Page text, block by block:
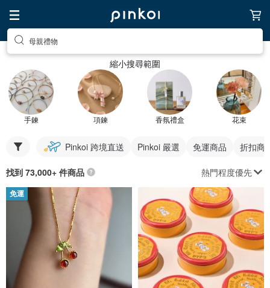
母親禮物
縮小搜尋範圍
手鍊 項鍊 香氛禮盒 花束
Pinkoi 跨境直送 Pinkoi 嚴選 免運商品 折扣商
找到 73,000+ 件商品 熱門程度優先
免運